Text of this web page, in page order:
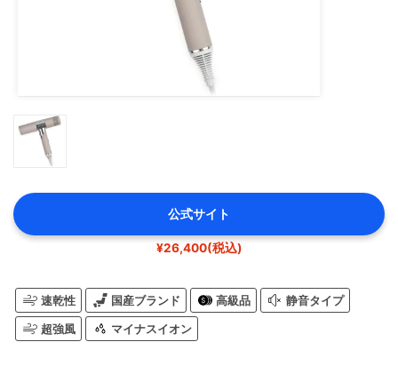
公式サイト
¥26,400(税込)
速乾性 国産ブランド 高級品 静音タイプ
超強風 マイナスイオン